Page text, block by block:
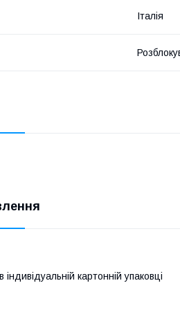
Італія
картонній упаковці